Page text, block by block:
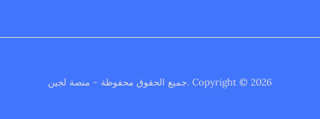
Copyright © 2026 .جميع الحقوق محفوظة - منصة لجين